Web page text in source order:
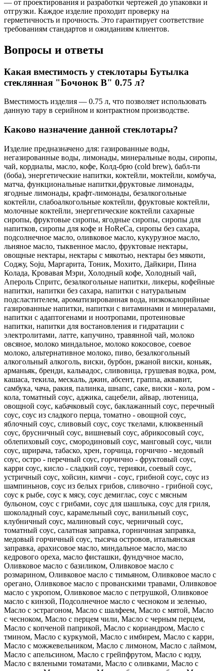
— от проектирования и разработки чертежей до упаковки и
отгрузки. Каждое изделие проходит проверку на
герметичность и прочность. Это гарантирует соответствие
требованиям стандартов и ожиданиям клиентов.
Вопросы и ответы
Какая вместимость у стеклотары Бутылка
стеклянная "Бочонок В" 0.75 л?
Вместимость изделия — 0.75 л, что позволяет использовать
данную тару в серийном и контрактном производстве.
Каково назначение данной стеклотары?
Изделие предназначено для: газированные воды,
негазированные воды, лимонады, минеральные воды, сиропы,
чай, кордиалы, масло, кофе, Колд-брю (cold brew), бабл-ти
(боба), энергетические напитки, коктейли, моктейли, комбуча,
матча, функциональные напитки,фруктовые лимонады,
ягодные лимонады, крафт-лимонады, безалкогольные
коктейли, слабоалкогольные коктейли, фруктовые коктейли,
молочные коктейли, энергетические коктейли сахарные
сиропы, фруктовые сиропы, ягодные сиропы, сиропы для
напитков, сиропы для кофе и HoReCa, сиропы без сахара,
подсолнечное масло, оливковое масло, кукурузное масло,
льняное масло, тыквенное масло, фруктовые нектары,
овощные нектары, нектары с мякотью, нектары без мякоти,
Соджу, Soju, Маргарита, Тоник, Мохито, Дайкири, Пина
Колада, Кровавая Мэри, Холодный кофе, Холодный чай,
Апероль Спритс, безалкогольные напитки, ликеры, кофейные
напитки, напитки без сахара, напитки с натуральным
подсластителем, ароматизированная вода, низкокалорийные
газированные напитки, напитки с витаминами и минералами,
напитки с адаптогенами и ноотропами, протеиновые
напитки, напитки для востановления и гидратации с
электролитами, латте, капучино, травянной чай, молоко
овсяное, молоко миндальное, молоко кокосовое, соевое
молоко, альтернативное молоко, пиво, безалкогольный
алкогольный алкоголь, виски, бурбон, ржаной виски, коньяк,
арманьяк, бренди, кальвадос, сливовица, грушевая водка, ром,
кашаса, текила, мескаль, джин, абсент, граппа, аквавит,
самбука, чача, ракия, палинка, шнапс, саке, виски - кола, ром -
кола, томатный соус, аджика, сацебели, айвар, лютеница,
овощной соус, кабачковый соус, баклажанный соус, перечный
соус, соус из сладкого перца, томатно - овощной соус,
яблочный соус, сливовый соус, соус ткелами, клюквенный
соус, брусничный соус, вишневый соус, абрикосовый соус,
облепиховый соус, смородиновый соус, манговый соус, чили
соус, шрирача, табаско, хрен, горчица, горчично - медовый
соус, остро - перечный соус, горчично - фруктовый соус,
карри соус, кисло - сладкий соус, терияки, соевый соус,
устричный соус, хойсин, кимчи - соус, грибной соус, соус из
шампиньнов, соус из белых грибов, сливочно - грибной соус,
соус к рыбе, соус к мясу, соус демиглас, соус с мясным
бульоном, соус с грибами, соус для шашлыка, соус для гриля,
шоколадный соус, карамельный соус, ванильный соус,
клубничный соус, малиновый соус, черничный соус,
томатный соус, салатная заправка, горничиная заправка,
медовый горчичный соус, тысяча островов, итальянская
заправка, арахисовое масло, миндальное масло, масло
кедрового ореха, масло фисташки, фундучное масло,
Оливковое масло с базиликом, Оливковое масло с
розмарином, Оливковое масло с тимьяном, Оливковое масло с
орегано, Оливковое масло с прованскими травами, Оливковое
масло с укропом, Оливковое масло с петрушкой, Оливковое
масло с кинзой, Подсолнечное масло с чесноком и зеленью,
Масло с эстрагоном, Масло с шалфеем, Масло с мятой, Масло
с чесноком, Масло с перцем чили, Масло с черным перцем,
Масло с копченой паприкой, Масло с кориандром, Масло с
тмином, Масло с куркумой, Масло с имбирем, Масло с карри,
Масло с можжевельником, Масло с лимоном, Масло с лаймом,
Масло с апельсином, Масло с грейпфрутом, Масло с юдзу,
Масло с вялеными томатами, Масло с оливками, Масло с